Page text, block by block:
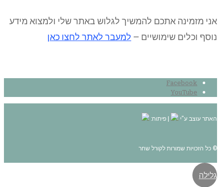
אני מזמינה אתכם להמשיך לגלוש באתר שלי ולמצוא מידע
נוסף וכלים שימושיים – למעבר לאתר לחצו כאן
Facebook
YouTube
האתר עוצב ע"י | פיתוח:
© כל הזכויות שמורות לקורל שחר
גלילה